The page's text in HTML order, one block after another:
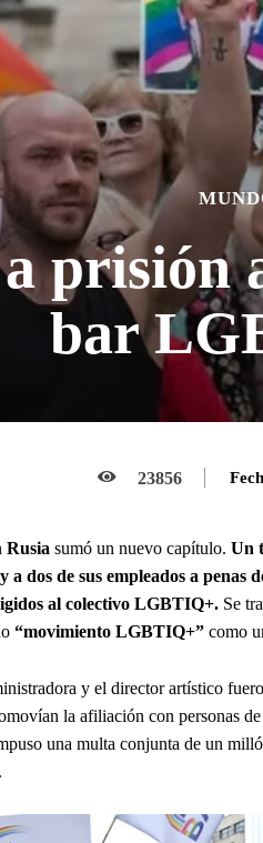
prisión
bar
23856
Rusia sumó un nuevo capítulo. Un
de sus empleados a penas
al colectivo LGBTIQ+. Se
“movimiento LGBTIQ+” como
y el director artístico
la afiliación con personas
una multa conjunta de un